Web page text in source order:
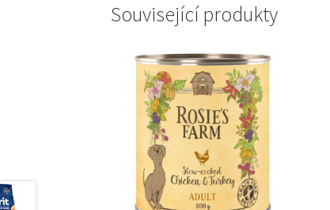
Související produkty